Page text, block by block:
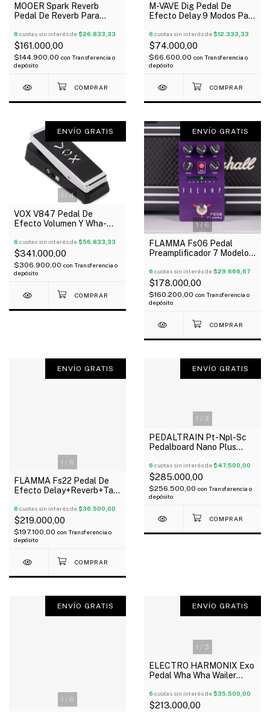
MOOER Spark Reverb
Pedal De Reverb Para
6 cuotas sin interés de$26.833,33
$161.000,00
$144.900,00 con Transferencia o
depósito
M-VAVE Dig Pedal De
Efecto Delay 9 Modos Para
6 cuotas sin interés de$12.333,33
$74.000,00
$66.600,00 con Transferencia o
depósito
1 /4
ENVÍO GRATIS
VOX V847 Pedal De
Efecto Volumen Y Wha-
6 cuotas sin interés de$56.833,33
$341.000,00
$306.900,00 con Transferencia o
depósito
1 / 6
ENVÍO GRATIS
FLAMMA Fs06 Pedal
Preamplificador 7 Modelos
6 cuotas sin interés de$29.666,67
$178.000,00
$160.200,00 con Transferencia o
depósito
1 / 6
ENVÍO GRATIS
FLAMMA Fs22 Pedal De
Efecto Delay+Reverb+Tap
Trail+Stereo
6 cuotas sin interés de$36.500,00
$219.000,00
$197.100,00 con Transferencia o
depósito
1 / 3
ENVÍO GRATIS
PEDALTRAIN Pt-Npl-Sc
Pedalboard Nano Plus
Oferta!
6 cuotas sin interés de$47.500,00
$285.000,00
$256.500,00 con Transferencia o
depósito
1 / 6
ENVÍO GRATIS
1 / 3
ENVÍO GRATIS
ELECTRO HARMONIX Exo
Pedal Wha Wha Wailer
Oferta!
6 cuotas sin interés de$35.500,00
$213.000,00